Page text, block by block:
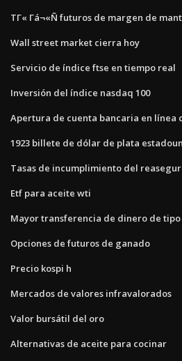
ΤΓ« Γá¬«Ñ futuros de margen de
Wall street market cierra hoy
Servicio de índice ftse en tiempo real
Inversión del índice nasdaq 100
Apertura de cuenta bancaria en línea
1923 billete de dólar de plata
Tasas de incumplimiento del
Etf para aceite wti
Mayor transferencia de dinero de
Opciones de futuros de ganado
Precio kospi h
Mercados de valores infravalorados
Valor bursátil del oro
Alternativas de aceite para cocinar